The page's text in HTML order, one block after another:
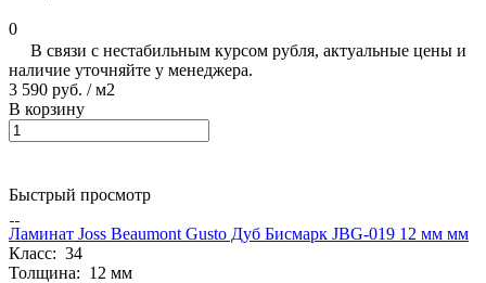
0
В связи с нестабильным курсом рубля, актуальные цены и
наличие уточняйте у менеджера.
3 590 руб. / м2
В корзину
Быстрый просмотр
Ламинат Joss Beaumont Gusto Дуб Бисмарк JBG-019 12 мм мм
Класс: 34
Толщина: 12 мм